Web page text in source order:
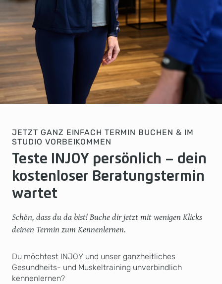
JETZT GANZ EINFACH TERMIN BUCHEN & IM
STUDIO VORBEIKOMMEN
Teste INJOY persönlich – dein
kostenloser Beratungstermin
wartet
Schön, dass du da bist! Buche dir jetzt mit wenigen Klicks
deinen Termin zum Kennenlernen.
Du möchtest INJOY und unser ganzheitliches
Gesundheits- und Muskeltraining unverbindlich
kennenlernen?